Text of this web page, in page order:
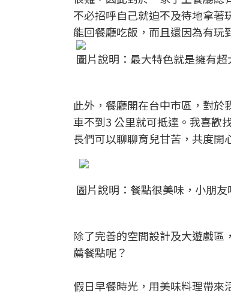
不必招呼自己就迫不及待地拿著
能回餐廳吃飯，而且還因為有玩
圖片說明：最大特色就是擁有
此外，餐廳開在台中市區，對
車不到3 公里就可抵達。我喜歡
長們可以聊聊育兒甘苦，共度開
圖片說明：餐點很美味，小朋友
除了完善的空間設計及大遊戲區
薦餐點呢？
假日早餐時光，用美味料理帶